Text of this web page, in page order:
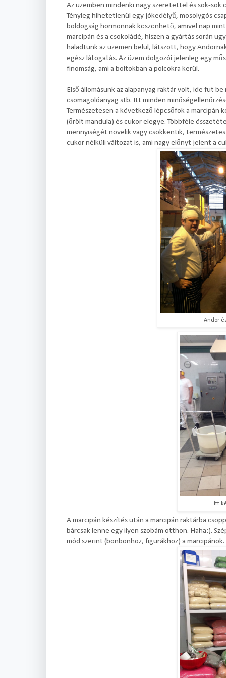
Az üzemben mindenki nagy szeretettel és sok-
Tényleg hihetetlenül egy jókedélyű, mosolygós
boldogság hormonnak köszönhető, amivel nap
marcipán és a csokoládé, hiszen a gyártás során
haladtunk az üzemen belül, látszott, hogy
egész látogatás. Az üzem dolgozói jelenleg egy
finomság, ami a boltokban a polcokra kerül.
Első állomásunk az alapanyag raktár volt, ide fut
csomagolóanyag stb. Itt minden
Természetesen a következő lépcsőfok a
(őrölt mandula) és cukor elegye. Többféle
mennyiségét növelik vagy csökkentik,
cukor nélküli változat is, ami nagy előnyt jelent a
Andor
Itt
A marcipán készítés után a marcipán raktárba
bárcsak lenne egy ilyen szobám otthon. Haha:).
mód szerint (bonbonhoz, figurákhoz) a marcipánok.